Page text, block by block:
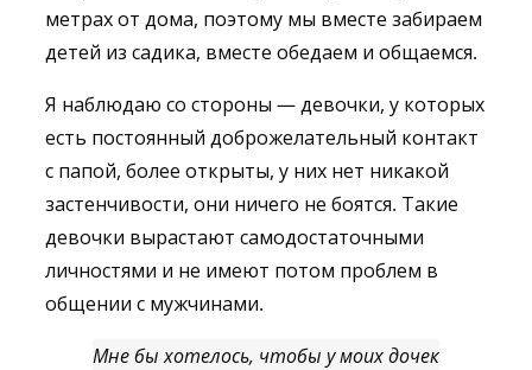
метрах от дома, поэтому мы вместе забираем
детей из садика, вместе обедаем и общаемся.
Я наблюдаю со стороны — девочки, у которых
есть постоянный доброжелательный контакт
с папой, более открыты, у них нет никакой
застенчивости, они ничего не боятся. Такие
девочки вырастают самодостаточными
личностями и не имеют потом проблем в
общении с мужчинами.
Мне бы хотелось, чтобы у моих дочек